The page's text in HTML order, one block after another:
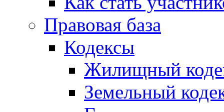
Правовая база
Кодексы
Жилищный
Земельный